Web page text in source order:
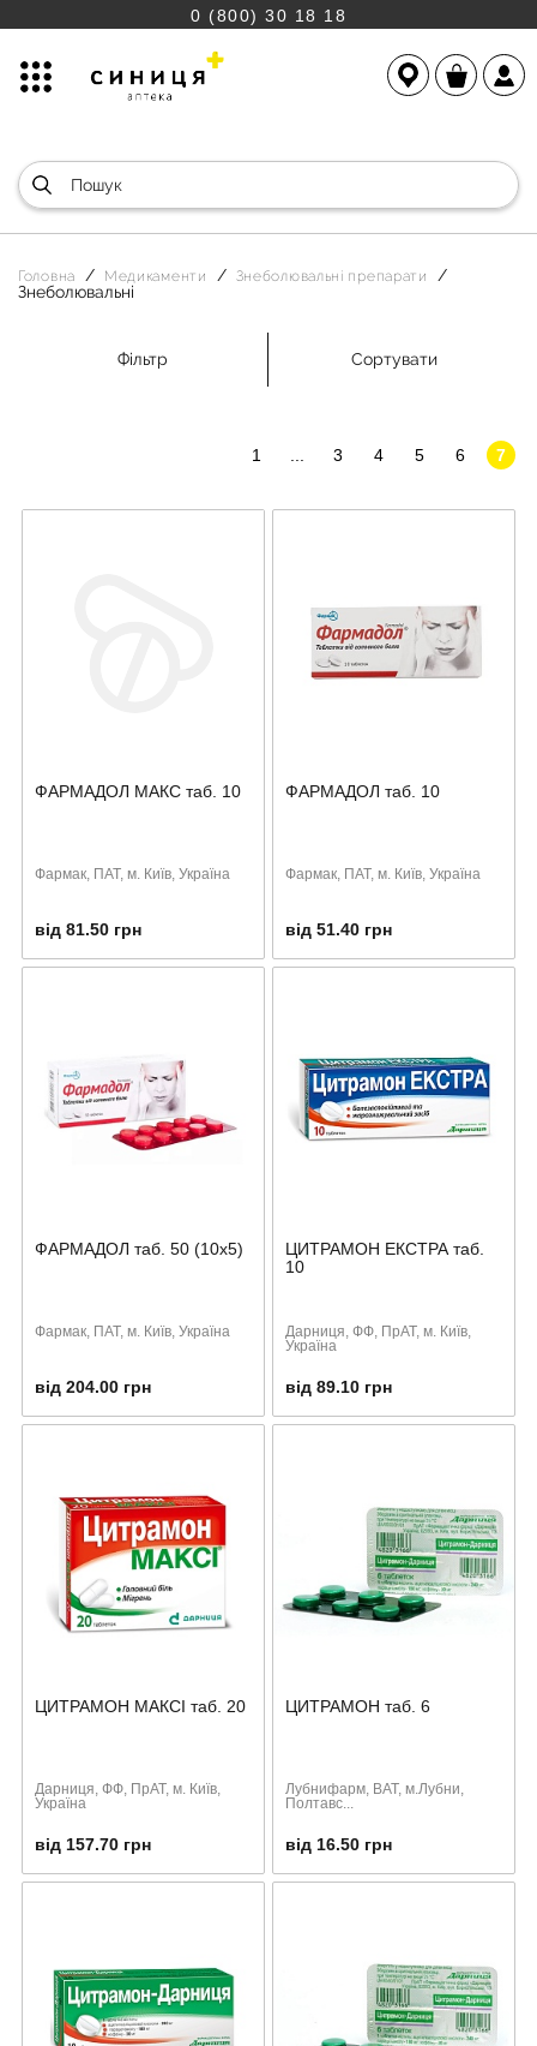
0 (800) 30 18 18
Головна Медикаменти Знеболювальні препарати
Знеболювальні
Фільтр Сортувати
1 3 4 5 6 7
ФАРМАДОЛ МАКС таб. 10
Фармак, ПАТ, м. Київ, Україна
від 81.50 грн
ФАРМАДОЛ таб. 10
Фармак, ПАТ, м. Київ, Україна
від 51.40 грн
ФАРМАДОЛ таб. 50 (10х5)
Фармак, ПАТ, м. Київ, Україна
від 204.00 грн
ЦИТРАМОН ЕКСТРА таб.
10
Дарниця, ФФ, ПрАТ, м. Київ,
Україна
від 89.10 грн
ЦИТРАМОН МАКСІ таб. 20
Дарниця, ФФ, ПрАТ, м. Київ,
Україна
від 157.70 грн
ЦИТРАМОН таб. 6
Лубнифарм, ВАТ, м.Лубни,
Полтавс...
від 16.50 грн